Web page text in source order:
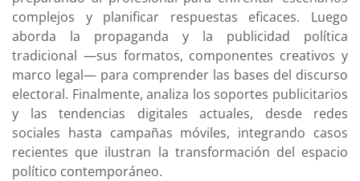
complejos y planificar respuestas eficaces. Luego
aborda la propaganda y la publicidad política
tradicional —sus formatos, componentes creativos y
marco legal— para comprender las bases del discurso
electoral. Finalmente, analiza los soportes publicitarios
y las tendencias digitales actuales, desde redes
sociales hasta campañas móviles, integrando casos
recientes que ilustran la transformación del espacio
político contemporáneo.